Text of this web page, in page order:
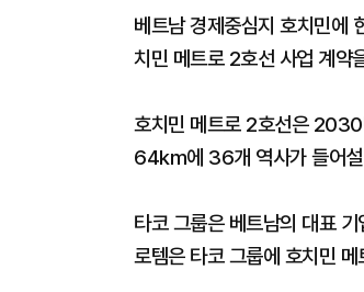
베트남 경제중심지 호치민에
치민 메트로 2호선 사업 계약
호치민 메트로 2호선은 2030
64km에 36개 역사가 들어설
타코 그룹은 베트남의 대표
로템은 타코 그룹에 호치민